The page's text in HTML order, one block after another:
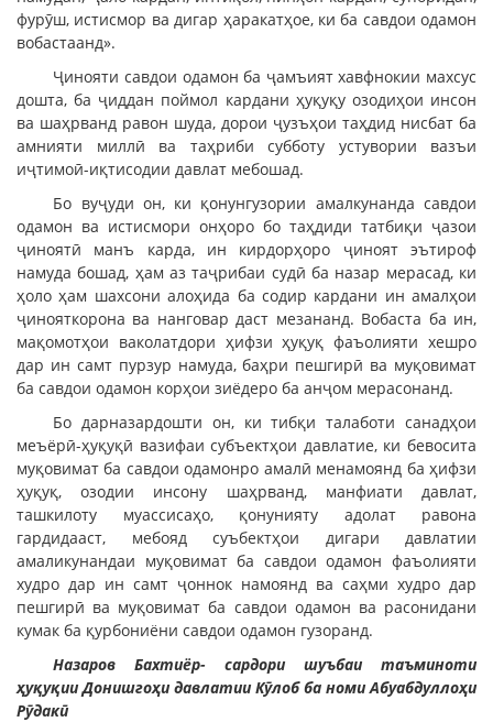
фурӯш, истисмор ва дигар ҳаракатҳое, ки ба савдои одамон
вобастаанд».
Ҷинояти савдои одамон ба ҷамъият хавфнокии махсус
дошта, ба ҷиддан поймол кардани ҳуқуқу озодиҳои инсон
ва шаҳрванд равон шуда, дорои ҷузъҳои таҳдид нисбат ба
амнияти миллӣ ва таҳриби субботу устувории вазъи
иҷтимоӣ-иқтисодии давлат мебошад.
Бо вуҷуди он, ки қонунгузории амалкунанда савдои
одамон ва истисмори онҳоро бо таҳдиди татбиқи ҷазои
ҷиноятӣ манъ карда, ин кирдорҳоро ҷиноят эътироф
намуда бошад, ҳам аз таҷрибаи судӣ ба назар мерасад, ки
ҳоло ҳам шахсони алоҳида ба содир кардани ин амалҳои
ҷинояткорона ва нанговар даст мезананд. Вобаста ба ин,
мақомотҳои ваколатдори ҳифзи ҳуқуқ фаъолияти хешро
дар ин самт пурзур намуда, баҳри пешгирӣ ва муқовимат
ба савдои одамон корҳои зиёдеро ба анҷом мерасонанд.
Бо дарназардошти он, ки тибқи талаботи санадҳои
меъёрӣ-ҳуқуқӣ вазифаи субъектҳои давлатие, ки бевосита
муқовимат ба савдои одамонро амалӣ менамоянд ба ҳифзи
ҳуқуқ, озодии инсону шаҳрванд, манфиати давлат,
ташкилоту муассисаҳо, қонунияту адолат равона
гардидааст, мебояд суъбектҳои дигари давлатии
амаликунандаи муқовимат ба савдои одамон фаъолияти
худро дар ин самт ҷоннок намоянд ва саҳми худро дар
пешгирӣ ва муқовимат ба савдои одамон ва расонидани
кумак ба қурбониёни савдои одамон гузоранд.
Назаров Бахтиёр- сардори шуъбаи таъминоти
ҳуқуқии Донишгоҳи давлатии Кӯлоб ба номи Абуабдуллоҳи
Рӯдакӣ